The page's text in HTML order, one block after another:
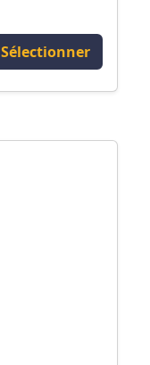
Sélectionner